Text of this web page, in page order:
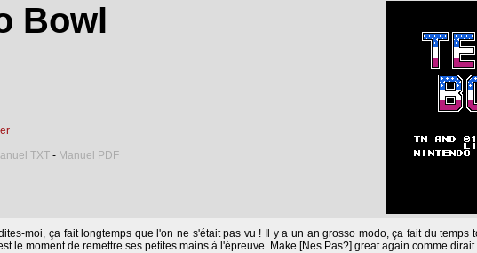
Bowl
TXT - Manuel PDF
moi, ça fait longtemps que l'on ne s'était pas vu ! Il y a un an grosso modo, ça fait du temps
le moment de remettre ses petites mains à l'épreuve. Make [Nes Pas?] great again comme dirait